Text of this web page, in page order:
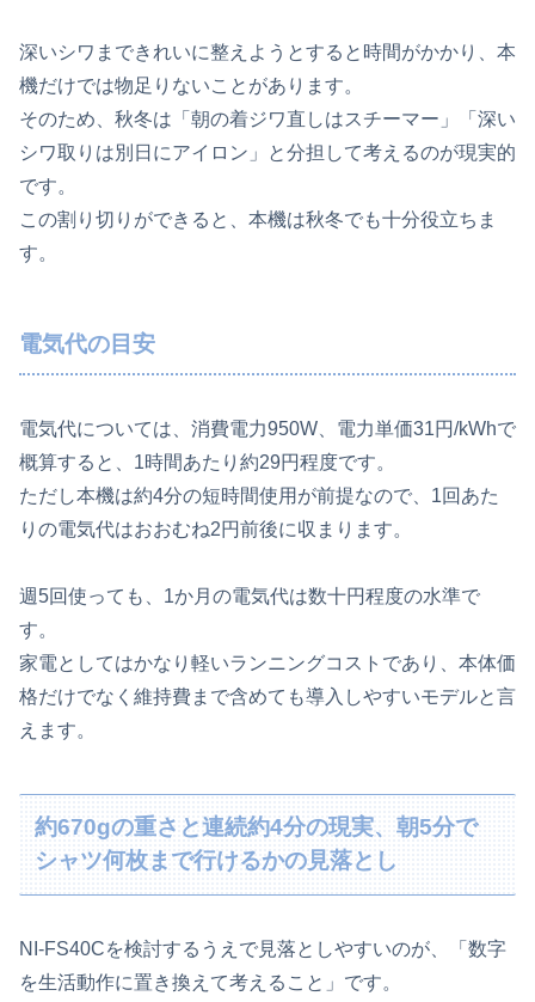
深いシワまできれいに整えようとすると時間がかかり、本
機だけでは物足りないことがあります。
そのため、秋冬は「朝の着ジワ直しはスチーマー」「深い
シワ取りは別日にアイロン」と分担して考えるのが現実的
です。
この割り切りができると、本機は秋冬でも十分役立ちま
す。
電気代の目安
電気代については、消費電力950W、電力単価31円/kWhで
概算すると、1時間あたり約29円程度です。
ただし本機は約4分の短時間使用が前提なので、1回あた
りの電気代はおおむね2円前後に収まります。
週5回使っても、1か月の電気代は数十円程度の水準で
す。
家電としてはかなり軽いランニングコストであり、本体価
格だけでなく維持費まで含めても導入しやすいモデルと言
えます。
約670gの重さと連続約4分の現実、朝5分で
シャツ何枚まで行けるかの見落とし
NI-FS40Cを検討するうえで見落としやすいのが、「数字
を生活動作に置き換えて考えること」です。